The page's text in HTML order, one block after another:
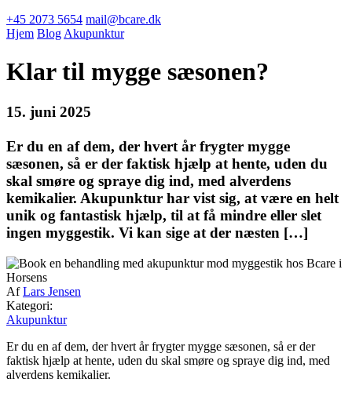
+45 2073 5654 mail@bcare.dk
Hjem Blog Akupunktur
Klar til mygge sæsonen?
15. juni 2025
Er du en af dem, der hvert år frygter mygge
sæsonen, så er der faktisk hjælp at hente, uden du
skal smøre og spraye dig ind, med alverdens
kemikalier. Akupunktur har vist sig, at være en helt
unik og fantastisk hjælp, til at få mindre eller slet
ingen myggestik. Vi kan sige at der næsten […]
AfLars Jensen
Kategori:
Akupunktur
Er du en af dem, der hvert år frygter mygge sæsonen, så er der
faktisk hjælp at hente, uden du skal smøre og spraye dig ind, med
alverdens kemikalier.